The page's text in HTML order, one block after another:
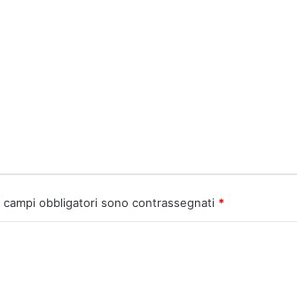
campi obbligatori sono contrassegnati *